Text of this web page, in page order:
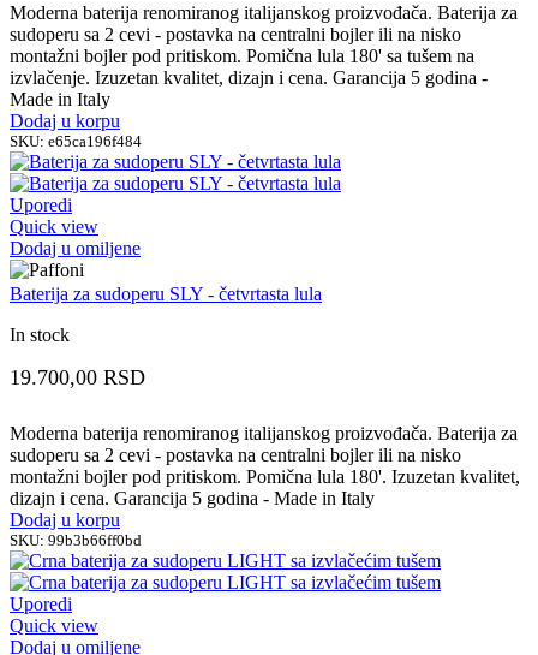
Moderna baterija renomiranog italijanskog proizvođača. Baterija za
sudoperu sa 2 cevi - postavka na centralni bojler ili na nisko
montažni bojler pod pritiskom. Pomična lula 180' sa tušem na
izvlačenje. Izuzetan kvalitet, dizajn i cena. Garancija 5 godina -
Made in Italy
Dodaj u korpu
SKU: e65ca196f484
Uporedi
Quick view
Dodaj u omiljene
Baterija za sudoperu SLY - četvrtasta lula
In stock
19.700,00 RSD
Moderna baterija renomiranog italijanskog proizvođača. Baterija za
sudoperu sa 2 cevi - postavka na centralni bojler ili na nisko
montažni bojler pod pritiskom. Pomična lula 180'. Izuzetan kvalitet,
dizajn i cena. Garancija 5 godina - Made in Italy
Dodaj u korpu
SKU: 99b3b66ff0bd
Uporedi
Quick view
Dodaj u omiljene